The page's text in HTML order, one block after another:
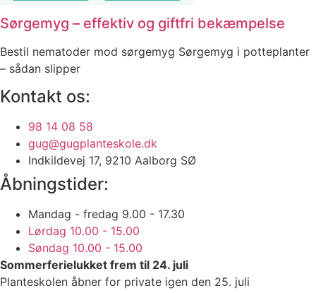
Sørgemyg – effektiv og giftfri bekæmpelse
Bestil nematoder mod sørgemyg Sørgemyg i potteplanter
– sådan slipper
Kontakt os:
98 14 08 58
gug@gugplanteskole.dk
Indkildevej 17, 9210 Aalborg SØ
Åbningstider:
Mandag - fredag 9.00 - 17.30
Lørdag 10.00 - 15.00
Søndag 10.00 - 15.00
Sommerferielukket frem til 24. juli
Planteskolen åbner for private igen den 25. juli